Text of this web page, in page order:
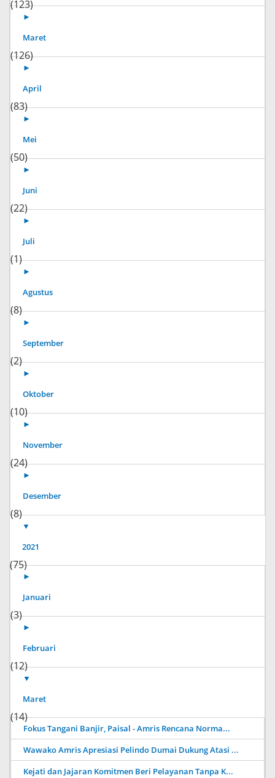
(123)
►
Maret
(126)
►
April
(83)
►
Mei
(50)
►
Juni
(22)
►
Juli
(1)
►
Agustus
(8)
►
September
(2)
►
Oktober
(10)
►
November
(24)
►
Desember
(8)
▼
2021
(75)
►
Januari
(3)
►
Februari
(12)
▼
Maret
(14)
Fokus Tangani Banjir, Paisal - Amris Rencana Norma...
Wawako Amris Apresiasi Pelindo Dumai Dukung Atasi ...
Kejati dan Jajaran Komitmen Beri Pelayanan Tanpa K...